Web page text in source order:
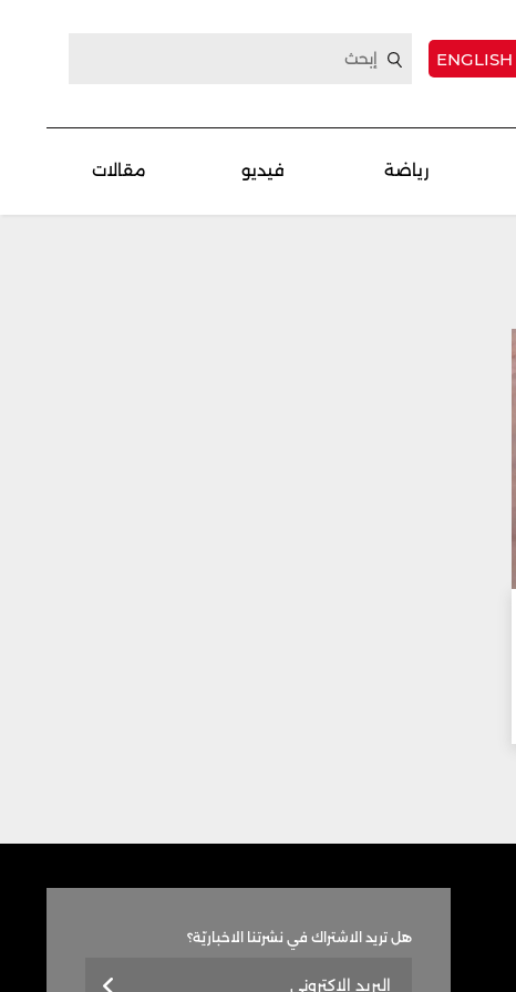
ENGLISH
رياضة فيديو مقالات
هل تريد الاشتراك في نشرتنا الاخباريّة؟